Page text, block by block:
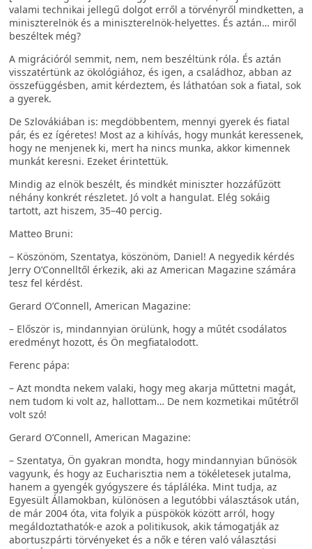
valami technikai jellegű dolgot erről a törvényről mindketten, a
miniszterelnök és a miniszterelnök-helyettes. És aztán… miről
beszéltek még?
A migrációról semmit, nem, nem beszéltünk róla. És aztán
visszatértünk az ökológiához, és igen, a családhoz, abban az
összefüggésben, amit kérdeztem, és láthatóan sok a fiatal, sok
a gyerek.
De Szlovákiában is: megdöbbentem, mennyi gyerek és fiatal
pár, és ez ígéretes! Most az a kihívás, hogy munkát keressenek,
hogy ne menjenek ki, mert ha nincs munka, akkor kimennek
munkát keresni. Ezeket érintettük.
Mindig az elnök beszélt, és mindkét miniszter hozzáfűzött
néhány konkrét részletet. Jó volt a hangulat. Elég sokáig
tartott, azt hiszem, 35–40 percig.
Matteo Bruni:
– Köszönöm, Szentatya, köszönöm, Daniel! A negyedik kérdés
Jerry O’Connelltől érkezik, aki az American Magazine számára
tesz fel kérdést.
Gerard O’Connell, American Magazine:
– Először is, mindannyian örülünk, hogy a műtét csodálatos
eredményt hozott, és Ön megfiatalodott.
Ferenc pápa:
– Azt mondta nekem valaki, hogy meg akarja műttetni magát,
nem tudom ki volt az, hallottam… De nem kozmetikai műtétről
volt szó!
Gerard O’Connell, American Magazine:
– Szentatya, Ön gyakran mondta, hogy mindannyian bűnösök
vagyunk, és hogy az Eucharisztia nem a tökéletesek jutalma,
hanem a gyengék gyógyszere és tápláléka. Mint tudja, az
Egyesült Államokban, különösen a legutóbbi választások után,
de már 2004 óta, vita folyik a püspökök között arról, hogy
megáldoztathatók-e azok a politikusok, akik támogatják az
abortuszpárti törvényeket és a nők e téren való választási